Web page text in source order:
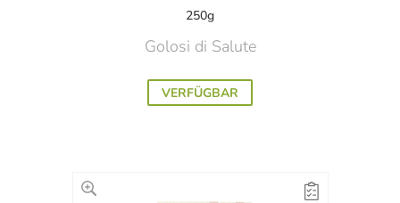
250g
Golosi di Salute
VERFÜGBAR